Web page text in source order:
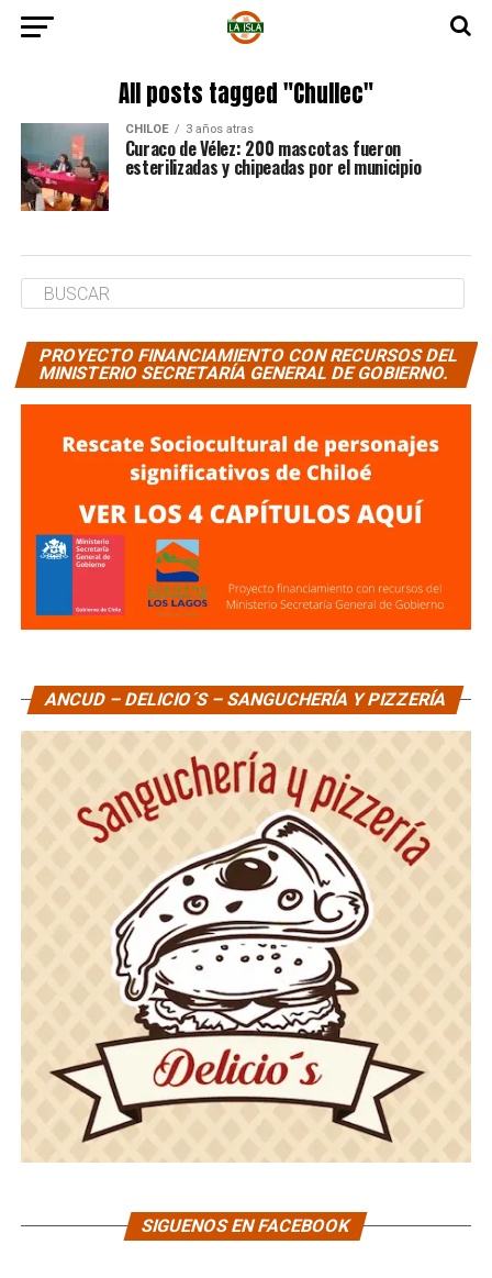
All posts tagged "Chullec"
CHILOE 3 años atras
Curaco de Vélez: 200 mascotas fueron
esterilizadas y chipeadas por el municipio
PROYECTO FINANCIAMIENTO CON RECURSOS DEL
MINISTERIO SECRETARÍA GENERAL DE GOBIERNO.
ANCUD – DELICIO´S – SANGUCHERÍA Y PIZZERÍA
SIGUENOS EN FACEBOOK